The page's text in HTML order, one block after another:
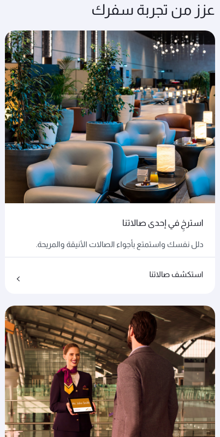
عزز من تجربة سفرك
استرخِ في إحدى صالاتنا
دلل نفسك واستمتع بأجواء الصالات الأنيقة والمريحة.
استكشف صالاتنا